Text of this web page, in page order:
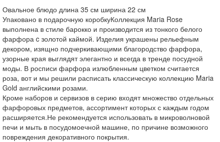
Овальное блюдо длина 35 см ширина 22 см
Упаковано в подарочную коробкуКоллекция Maria Rose
выполнена в стиле барокко и производится из тонкого белого
фарфора c золотой каймой. Изделия украшены рельефным
декором, изящно подчеркивающими благородство фарфора,
узорные края выглядят элегантно и всегда в тренде посудной
моды. В росписи фарфора излюбленным цветком считается
роза, вот и мы решили расписать классическую коллекцию Maria
Gold английскими розами.
Кроме наборов и сервизов в серию входят множество отдельных
фарфоровых предметов, ассортимент которых с каждым годом
расширяется.Не рекомендуется использовать в микроволновой
печи и мыть в посудомоечной машине, по причине возможного
повреждения декоративного покрытия.